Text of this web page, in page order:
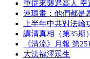
重症來襲遇高人 幸
連環畫：他們都是
上半年中共對法輪
講清真相（第35期
《清流》月報 第
大法福澤眾生